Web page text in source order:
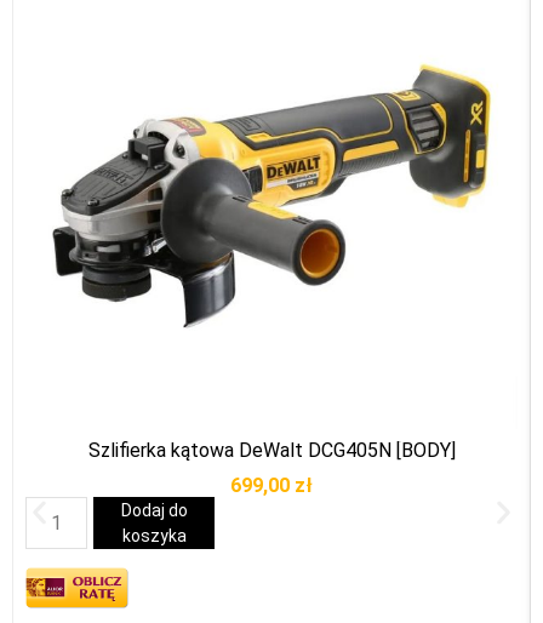
Szlifierka kątowa DeWalt DCG405N [BODY]
699,00 zł
Dodaj do
koszyka